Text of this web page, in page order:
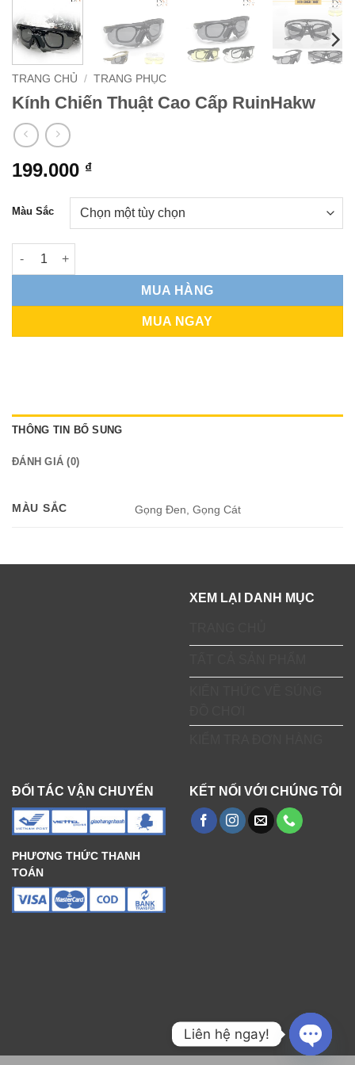
TRANG CHỦ / TRANG PHỤC
Kính Chiến Thuật Cao Cấp RuinHakw
199.000 ₫
Màu Sắc
Kính Chiến Thuật Cao Cấp RuinHakw số lượng
MUA HÀNG
MUA NGAY
THÔNG TIN BỔ SUNG
ĐÁNH GIÁ (0)
MÀU SẮC Gọng Đen, Gọng Cát
XEM LẠI DANH MỤC
ĐỐI TÁC VẬN CHUYỂN
PHƯƠNG THỨC THANH
TOÁN
KẾT NỐI VỚI CHÚNG TÔI
Liên hệ ngay!